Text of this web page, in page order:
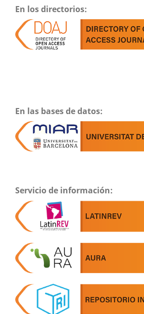
En los directorios:
En las bases de datos:
Servicio de información: